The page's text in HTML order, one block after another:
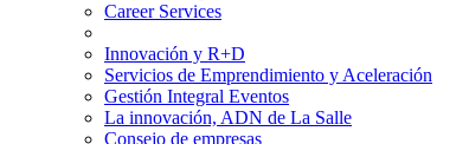
Career Services
Innovación y R+D
Servicios de Emprendimiento y Aceleración
Gestión Integral Eventos
La innovación, ADN de La Salle
Consejo de empresas